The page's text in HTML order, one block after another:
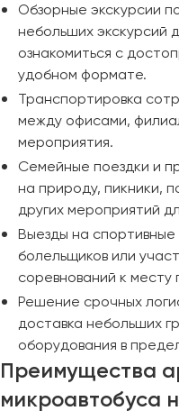
Обзорные экскурсии
небольших экскурсий
ознакомиться с
удобном формате.
Транспортировка
между офисами,
мероприятия.
Семейные поездки и
на природу, пикники,
других мероприятий
Выезды на
болельщиков или
соревнований к месту
Решение срочных
доставка небольших
оборудования в
Преимущества
микроавтобуса